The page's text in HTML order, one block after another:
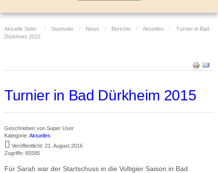
Aktuelle Seite: Startseite News Berichte Aktuelles
Turnier in Bad
Dürkheim 2015
Turnier in Bad Dürkheim 2015
Geschrieben von Super User
Kategorie: Aktuelles
Veröffentlicht: 21. August 2016
Zugriffe: 65595
Für Sarah war der Startschuss in die Voltigier Saison in Bad